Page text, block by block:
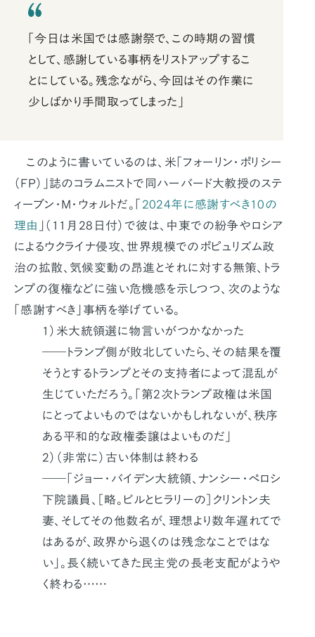
「今日は米国では感謝祭で、この時期の習慣
として、感謝している事柄をリストアップするこ
とにしている。残念ながら、今回はその作業に
少しばかり手間取ってしまった」
このように書いているのは、米「フォーリン・ポリシー
（FP）」誌のコラムニストで同ハーバード大教授のステ
ィーブン・M・ウォルトだ。「 2024年に感謝すべき10の
理由
」（11月28日付）で彼は、中東での紛争やロシア
によるウクライナ侵攻、世界規模でのポピュリズム政
治の拡散、気候変動の昂進とそれに対する無策、トラ
ンプの復権などに強い危機感を示しつつ、次のような
「感謝すべき」事柄を挙げている。
1）米大統領選に物言いがつかなかった
――トランプ側が敗北していたら、その結果を覆
そうとするトランプとその支持者によって混乱が
生じていただろう。「第2次トランプ政権は米国
にとってよいものではないかもしれないが、秩序
ある平和的な政権委譲はよいものだ」
2）（非常に）古い体制は終わる
――「ジョー・バイデン大統領、ナンシー・ペロシ
下院議員、［略。ビルとヒラリーの］クリントン夫
妻、そしてその他数名が、理想より数年遅れてで
はあるが、政界から退くのは残念なことではな
い」。長く続いてきた民主党の長老支配がようや
く終わる……